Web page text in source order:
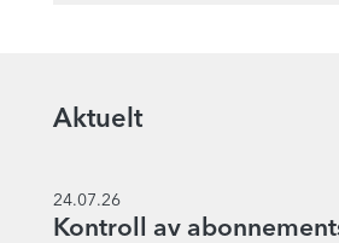
Aktuelt
24.07.26
Kontroll av